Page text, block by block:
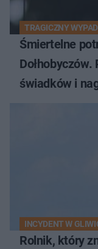
TRAGICZNY
Śmiertelne
świadków i
INCYDENT W
Rolnik, który